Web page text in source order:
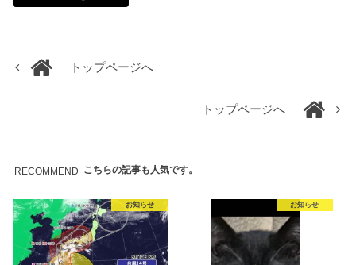
トップページへ
トップページへ
RECOMMEND こちらの記事も人気です。
お知らせ お知らせ